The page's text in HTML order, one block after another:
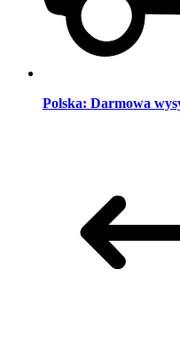
Polska: Darmowa